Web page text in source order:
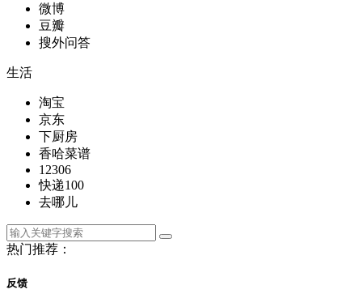
微博
豆瓣
搜外问答
生活
淘宝
京东
下厨房
香哈菜谱
12306
快递100
去哪儿
热门推荐：
反馈